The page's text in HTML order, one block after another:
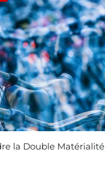
la Double Matérialité